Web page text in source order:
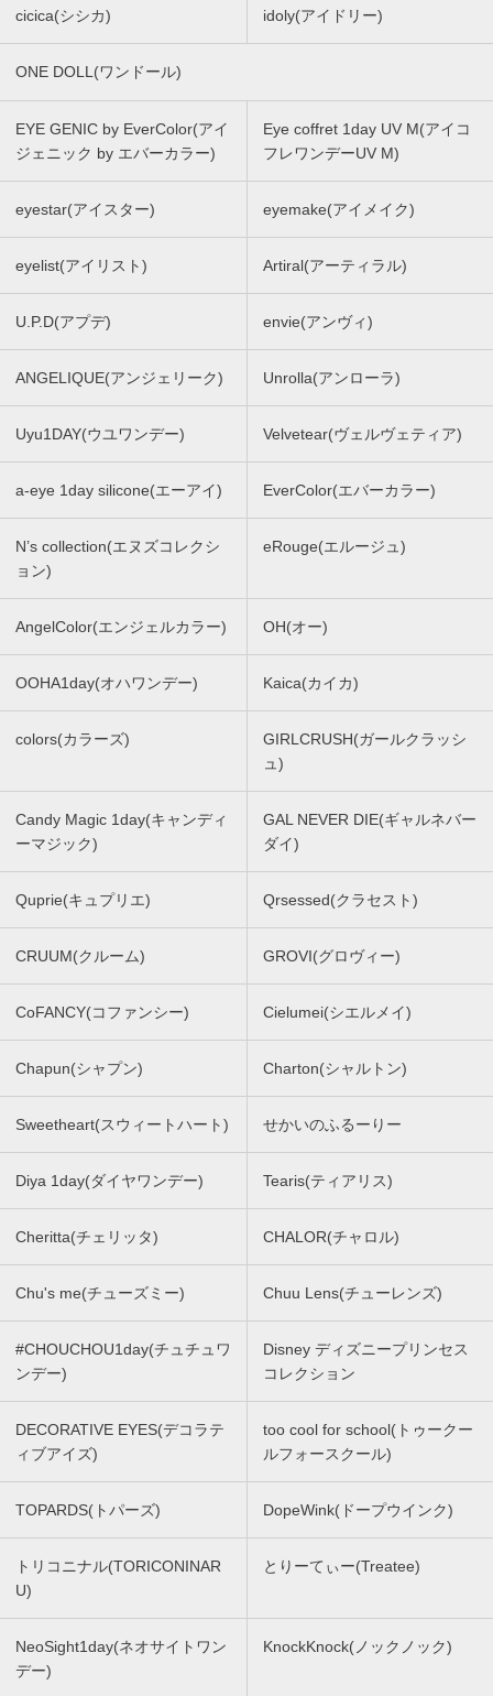
cicica(シシカ) idoly(アイドリー)
ONE DOLL(ワンドール)
EYE GENIC by EverColor(アイ
ジェニック by エバーカラー)
Eye coffret 1day UV M(アイコ
フレワンデーUV M)
eyestar(アイスター) eyemake(アイメイク)
eyelist(アイリスト) Artiral(アーティラル)
U.P.D(アプデ) envie(アンヴィ)
ANGELIQUE(アンジェリーク) Unrolla(アンローラ)
Uyu1DAY(ウユワンデー) Velvetear(ヴェルヴェティア)
a-eye 1day silicone(エーアイ) EverColor(エバーカラー)
N’s collection(エヌズコレクシ
ョン)
eRouge(エルージュ)
AngelColor(エンジェルカラー) OH(オー)
OOHA1day(オハワンデー) Kaica(カイカ)
colors(カラーズ)
GIRLCRUSH(ガールクラッシ
ュ)
Candy Magic 1day(キャンディ
ーマジック)
GAL NEVER DIE(ギャルネバー
ダイ)
Quprie(キュプリエ) Qrsessed(クラセスト)
CRUUM(クルーム) GROVI(グロヴィー)
CoFANCY(コファンシー) Cielumei(シエルメイ)
Chapun(シャプン) Charton(シャルトン)
Sweetheart(スウィートハート) せかいのふるーりー
Diya 1day(ダイヤワンデー) Tearis(ティアリス)
Cheritta(チェリッタ) CHALOR(チャロル)
Chu's me(チューズミー) Chuu Lens(チューレンズ)
#CHOUCHOU1day(チュチュワ
ンデー)
Disney ディズニープリンセス
コレクション
DECORATIVE EYES(デコラテ
ィブアイズ)
too cool for school(トゥークー
ルフォースクール)
TOPARDS(トパーズ) DopeWink(ドープウインク)
トリコニナル(TORICONINAR
U)
とりーてぃー(Treatee)
NeoSight1day(ネオサイトワン
デー)
KnockKnock(ノックノック)